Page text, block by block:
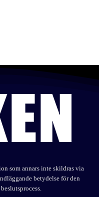
som annars inte skildras via
betydelse för den